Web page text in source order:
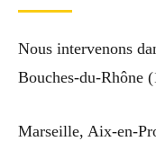
Nous intervenons
Bouches-du-Rhône
Marseille, Aix-en-